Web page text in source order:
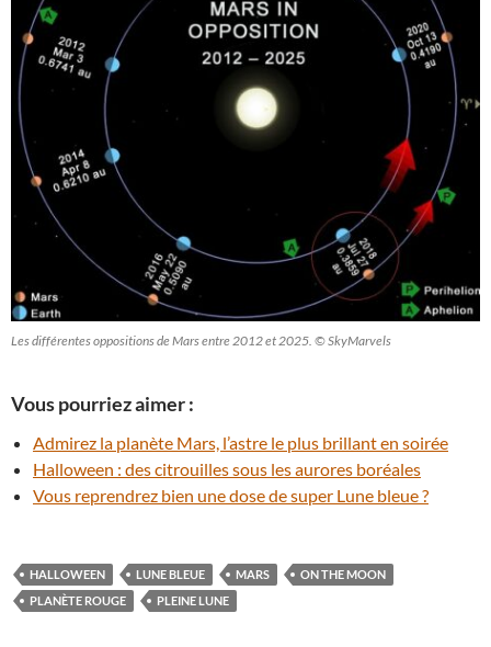
Les différentes oppositions de Mars entre 2012 et 2025. © SkyMarvels
Vous pourriez aimer :
Admirez la planète Mars, l’astre le plus brillant en soirée
Halloween : des citrouilles sous les aurores boréales
Vous reprendrez bien une dose de super Lune bleue ?
HALLOWEEN LUNE BLEUE MARS
ON THE MOON
PLANÈTE ROUGE
PLEINE LUNE